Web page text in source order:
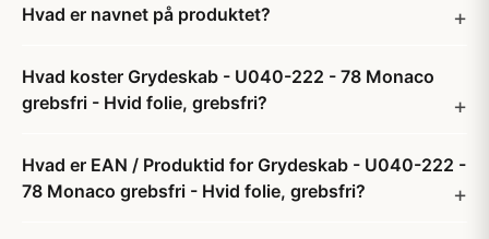
Hvad er navnet på produktet?
Hvad koster Grydeskab - U040-222 - 78 Monaco
grebsfri - Hvid folie, grebsfri?
Hvad er EAN / Produktid for Grydeskab - U040-222 -
78 Monaco grebsfri - Hvid folie, grebsfri?